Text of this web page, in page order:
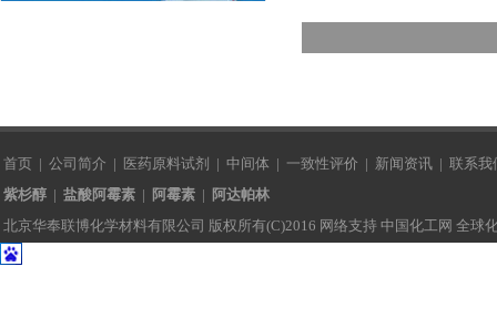
首页 | 公司简介 | 医药原料试剂 | 中间体 | 一致性评价 | 新闻资讯 | 联系我
紫杉醇 | 盐酸阿霉素 | 阿霉素 | 阿达帕林
北京华奉联博化学材料有限公司 版权所有(C)2016 网络支持 中国化工网 全球